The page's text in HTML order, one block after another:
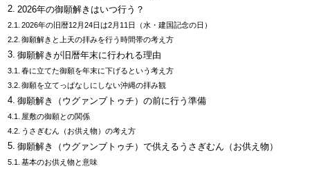
2026年の御願解きはいつ行う？
2026年の旧暦12月24日は2月11日（水・建国記念の日）
御願解きと上天の拝みを行う時間帯の考え方
御願解きが旧暦年末に行われる理由
春に立てた御願を年末に下げるという考え方
御願を立てっぱなしにしない沖縄の拝み観
御願解き（ウグァンブトゥチ）の前に行う準備
屋敷の御願との関係
うさぎむん（お供え物）の考え方
御願解き（ウグァンブトゥチ）で供えるうさぎむん（お供え物）
基本のお供え物と意味